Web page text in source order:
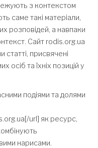
межують з контекстом
саме такі матеріали,
розповідей, а навпаки
Сайт rodis.org.ua
присвячені
осіб та їхніх позицій у
подіями та долями
url] як ресурс,
нарисами.